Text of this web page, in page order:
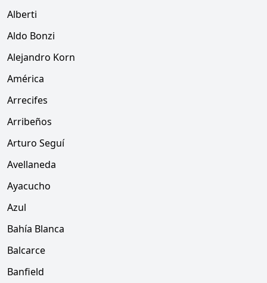
Alberti
Aldo Bonzi
Alejandro Korn
América
Arrecifes
Arribeños
Arturo Seguí
Avellaneda
Ayacucho
Azul
Bahía Blanca
Balcarce
Banfield